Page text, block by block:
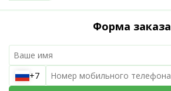
Форма заказа
+7